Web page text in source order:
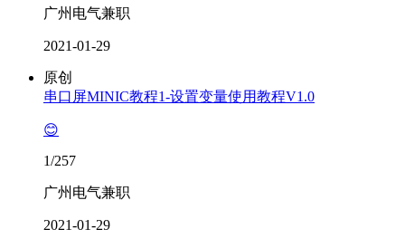
广州电气兼职
2021-01-29
原创
串口屏MINIC教程1-设置变量使用教程V1.0
😊
1/257
广州电气兼职
2021-01-29